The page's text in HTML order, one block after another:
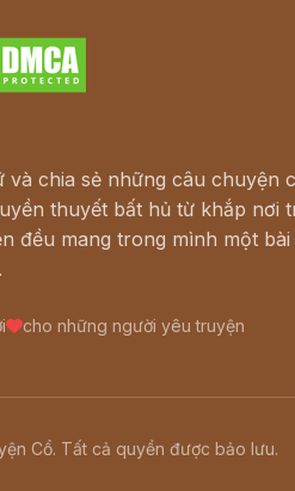
và chia sẻ những câu chuyện
thuyết bất hủ từ khắp nơi
đều mang trong mình một
cho những người yêu truyện
Cổ. Tất cả quyền được bảo lưu.